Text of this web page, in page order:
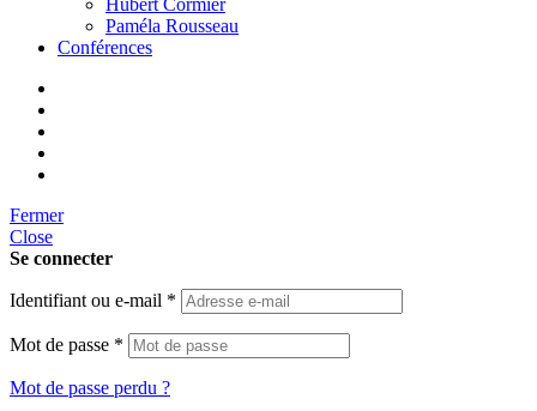
Hubert Cormier
Paméla Rousseau
Conférences
Fermer
Close
Se connecter
Identifiant ou e-mail *
Mot de passe *
Mot de passe perdu ?